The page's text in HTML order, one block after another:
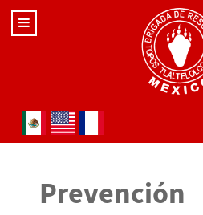
Seleccione su idioma
Prevención